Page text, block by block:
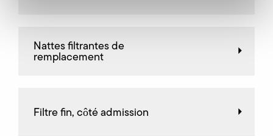
Nattes filtrantes de
remplacement
Filtre fin, côté admission